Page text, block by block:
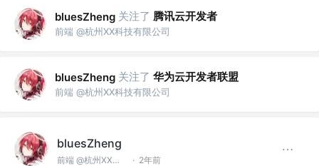
bluesZheng 关注了 腾讯云开发者
前端 @杭州XX科技有限公司
bluesZheng 关注了 华为云开发者联盟
前端 @杭州XX科技有限公司
bluesZheng
前端 @杭州XX科技有限公司 · 2年前